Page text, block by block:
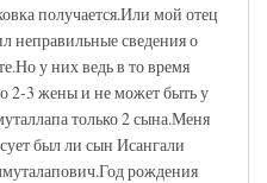
получается.Или мой отец
неправильные сведения о
у них ведь в то время
2-3 жены и не может быть у
только 2 сына.Меня
был ли сын Исангали
рождения